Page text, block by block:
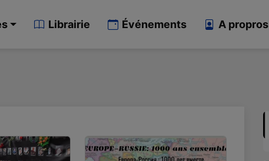
Librairie Événements A propros